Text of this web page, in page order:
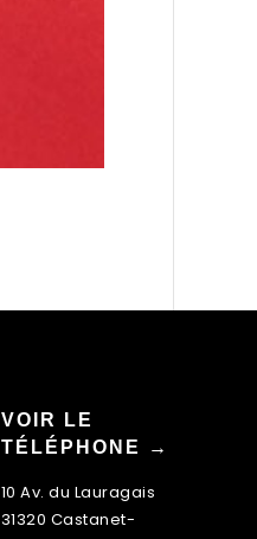
VOIR LE
TÉLÉPHONE →
10 Av. du Lauragais
31320 Castanet-